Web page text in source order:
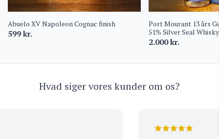
Abuelo XV Napoleon Cognac finish
599kr.
Port Mourant 13 års
51% Silver Seal
2.000kr.
Hvad siger vores kunder om os?